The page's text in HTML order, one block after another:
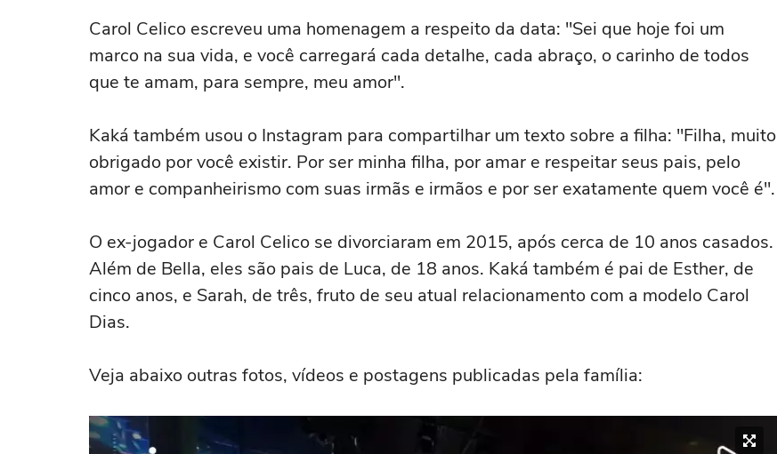
Carol Celico escreveu uma homenagem a respeito da data: "Sei que hoje foi um
marco na sua vida, e você carregará cada detalhe, cada abraço, o carinho de todos
que te amam, para sempre, meu amor".
Kaká também usou o Instagram para compartilhar um texto sobre a filha: "Filha, muito
obrigado por você existir. Por ser minha filha, por amar e respeitar seus pais, pelo
amor e companheirismo com suas irmãs e irmãos e por ser exatamente quem você é".
O ex-jogador e Carol Celico se divorciaram em 2015, após cerca de 10 anos casados.
Além de Bella, eles são pais de Luca, de 18 anos. Kaká também é pai de Esther, de
cinco anos, e Sarah, de três, fruto de seu atual relacionamento com a modelo Carol
Dias.
Veja abaixo outras fotos, vídeos e postagens publicadas pela família: